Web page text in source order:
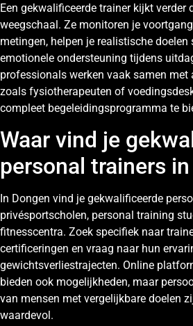
Een gekwalificeerde trainer kijkt verder
weegschaal. Ze monitoren je
metingen, helpen je realistische doelen
emotionele ondersteuning tijdens
professionals werken vaak samen met
zoals fysiotherapeuten of
compleet begeleidingsprogramma te
Waar vind je
personal trainers
In Dongen vind je gekwalificeerde
privésportscholen, personal training
fitnesscentra. Zoek specifiek naar
certificeringen en vraag naar hun
gewichtsverliestrajecten. Online
bieden ook mogelijkheden, maar
van mensen met vergelijkbare doelen
waardevol.